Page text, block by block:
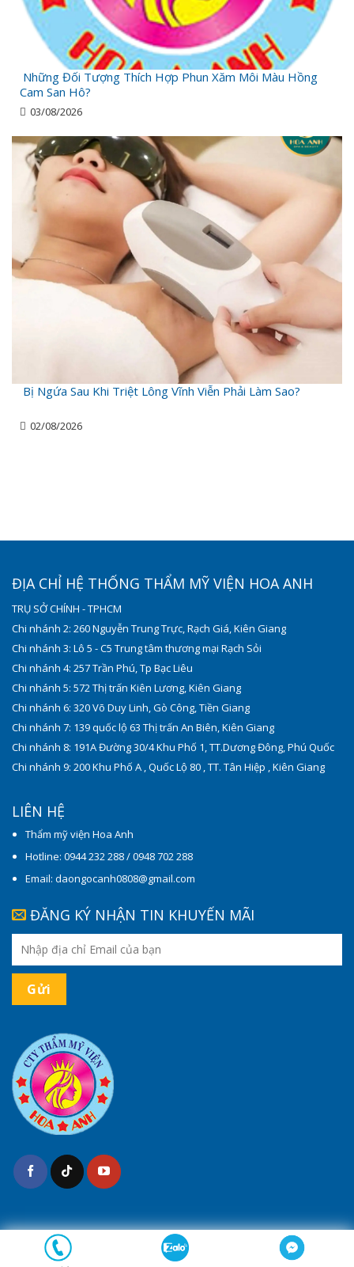
Những Đối Tượng Thích Hợp Phun Xăm Môi Màu Hồng
Cam San Hô?
03/08/2026
Bị Ngứa Sau Khi Triệt Lông Vĩnh Viễn Phải Làm Sao?
02/08/2026
ĐỊA CHỈ HỆ THỐNG THẨM MỸ VIỆN HOA ANH
TRỤ SỞ CHÍNH - TPHCM
Chi nhánh 2: 260 Nguyễn Trung Trực, Rạch Giá, Kiên Giang
Chi nhánh 3: Lô 5 - C5 Trung tâm thương mại Rạch Sỏi
Chi nhánh 4: 257 Trần Phú, Tp Bạc Liêu
Chi nhánh 5: 572 Thị trấn Kiên Lương, Kiên Giang
Chi nhánh 6: 320 Võ Duy Linh, Gò Công, Tiền Giang
Chi nhánh 7: 139 quốc lộ 63 Thị trấn An Biên, Kiên Giang
Chi nhánh 8: 191A Đường 30/4 Khu Phố 1, TT.Dương Đông, Phú Quốc
Chi nhánh 9: 200 Khu Phố A , Quốc Lộ 80 , TT. Tân Hiệp , Kiên Giang
LIÊN HỆ
Thẩm mỹ viện Hoa Anh
Hotline: 0944 232 288 / 0948 702 288
Email: daongocanh0808@gmail.com
ĐĂNG KÝ NHẬN TIN KHUYẾN MÃI
(*) Kết quả tùy thuộc cơ địa của mỗi người